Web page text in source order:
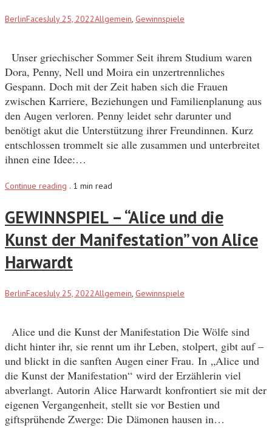
BerlinFacesJuly 25, 2022Allgemein, Gewinnspiele
Unser griechischer Sommer Seit ihrem Studium waren
Dora, Penny, Nell und Moira ein unzertrennliches
Gespann. Doch mit der Zeit haben sich die Frauen
zwischen Karriere, Beziehungen und Familienplanung aus
den Augen verloren. Penny leidet sehr darunter und
benötigt akut die Unterstützung ihrer Freundinnen. Kurz
entschlossen trommelt sie alle zusammen und unterbreitet
ihnen eine Idee:…
Continue reading . 1 min read
GEWINNSPIEL – “Alice und die
Kunst der Manifestation” von Alice
Harwardt
BerlinFacesJuly 25, 2022Allgemein, Gewinnspiele
Alice und die Kunst der Manifestation Die Wölfe sind
dicht hinter ihr, sie rennt um ihr Leben, stolpert, gibt auf –
und blickt in die sanften Augen einer Frau. In „Alice und
die Kunst der Manifestation“ wird der Erzählerin viel
abverlangt. Autorin Alice Harwardt konfrontiert sie mit der
eigenen Vergangenheit, stellt sie vor Bestien und
giftsprühende Zwerge: Die Dämonen hausen in…